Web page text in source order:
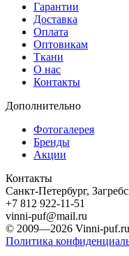
Гарантии
Доставка
Оплата
Оптовикам
Ткани
О нас
Контакты
Дополнительно
Фотогалерея
Бренды
Акции
Контакты
Санкт-Петербург,
+7 812 922-11-51
vinni-puf@mail.ru
© 2009—2026 Vinni-puf.ru
Политика